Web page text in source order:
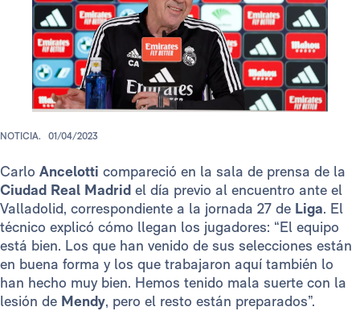
NOTICIA. 01/04/2023
Carlo Ancelotti compareció en la sala de prensa de la
Ciudad Real Madrid el día previo al encuentro ante el
Valladolid, correspondiente a la jornada 27 de Liga. El
técnico explicó cómo llegan los jugadores: “El equipo
está bien. Los que han venido de sus selecciones están
en buena forma y los que trabajaron aquí también lo
han hecho muy bien. Hemos tenido mala suerte con la
lesión de Mendy, pero el resto están preparados”.